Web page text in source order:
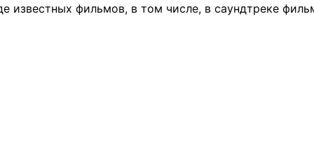
известных фильмов, в том числе, в саундтреке